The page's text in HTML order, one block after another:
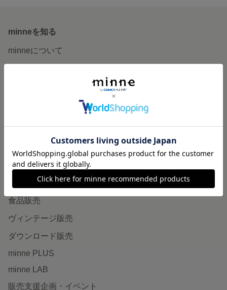
minneを知る
minneについて
作品販売について
minneで売りたい
食品販売
ヴィンテージ販売
ダウンロード販売
minne PLUS
minne LAB
販売支援企画・イベント